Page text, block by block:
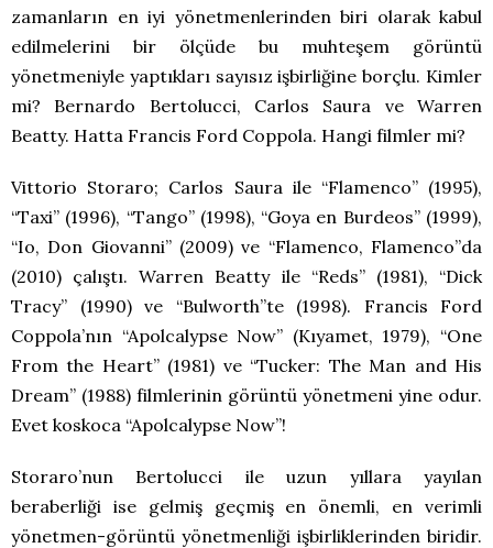
zamanların en iyi yönetmenlerinden biri olarak kabul
edilmelerini bir ölçüde bu muhteşem görüntü
yönetmeniyle yaptıkları sayısız işbirliğine borçlu. Kimler
mi? Bernardo Bertolucci, Carlos Saura ve Warren
Beatty. Hatta Francis Ford Coppola. Hangi filmler mi?
Vittorio Storaro; Carlos Saura ile “Flamenco” (1995),
“Taxi” (1996), “Tango” (1998), “Goya en Burdeos” (1999),
“Io, Don Giovanni” (2009) ve “Flamenco, Flamenco”da
(2010) çalıştı. Warren Beatty ile “Reds” (1981), “Dick
Tracy” (1990) ve “Bulworth”te (1998). Francis Ford
Coppola’nın “Apolcalypse Now” (Kıyamet, 1979), “One
From the Heart” (1981) ve “Tucker: The Man and His
Dream” (1988) filmlerinin görüntü yönetmeni yine odur.
Evet koskoca “Apolcalypse Now”!
Storaro’nun Bertolucci ile uzun yıllara yayılan
beraberliği ise gelmiş geçmiş en önemli, en verimli
yönetmen-görüntü yönetmenliği işbirliklerinden biridir.